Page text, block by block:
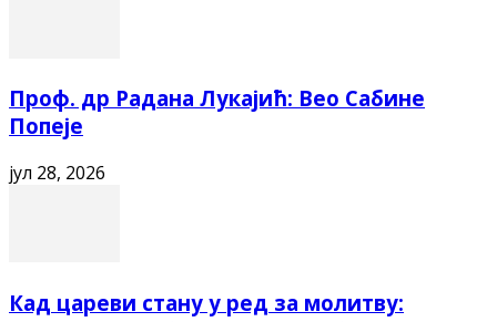
Проф. др Радана Лукајић: Вео Сабине
Попеје
јул 28, 2026
Кад цареви стану у ред за молитву: